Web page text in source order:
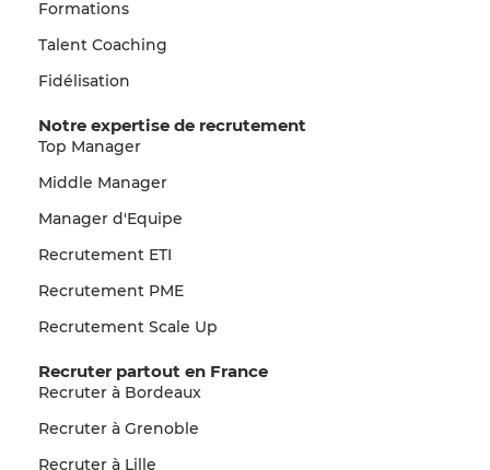
Formations
Talent Coaching
Fidélisation
Notre expertise de recrutement
Top Manager
Middle Manager
Manager d'Equipe
Recrutement ETI
Recrutement PME
Recrutement Scale Up
Recruter partout en France
Recruter à Bordeaux
Recruter à Grenoble
Recruter à Lille